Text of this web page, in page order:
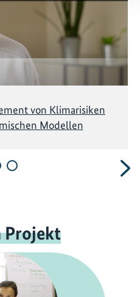
von Klimarisiken
Modellen
Projekt